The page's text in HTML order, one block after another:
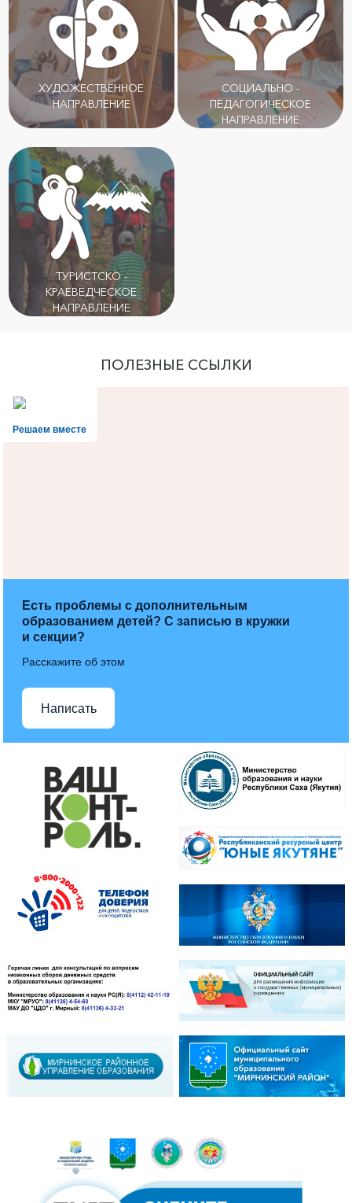
ХУДОЖЕСТВЕННОЕ
НАПРАВЛЕНИЕ
СОЦИАЛЬНО -
ПЕДАГОГИЧЕСКОЕ
НАПРАВЛЕНИЕ
ТУРИСТСКО -
КРАЕВЕДЧЕСКОЕ
НАПРАВЛЕНИЕ
ПОЛЕЗНЫЕ ССЫЛКИ
Решаем вместе
Есть проблемы с дополнительным
образованием детей? С записью в кружки
и секции?
Расскажите об этом
Написать